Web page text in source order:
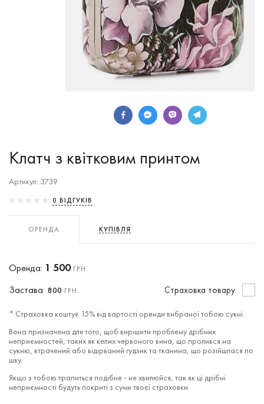
Клатч з квітковим принтом
Артикул: 3739
0 ВIДГУКIВ
ОРЕНДА КУПІВЛЯ
Оренда: 1 500ГРН.
Застава: 800 ГРН. Cтраховка товару
* Страховка коштує 15% від вартості оренди вибраної тобою сукні.
Вона призначена для того, щоб вирішити проблему дрібних
неприємностей, таких як келих червоного вина, що пролився на
сукню, втрачений або відірваний гудзик та тканина, що розійшлася по
шву.
Якщо з тобою трапиться подібне - не хвилюйся, так як ці дрібні
неприємності будуть покриті з суми твоєї страховки.